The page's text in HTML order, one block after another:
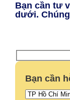
Bạn cần tư
dưới.
Bạn cần